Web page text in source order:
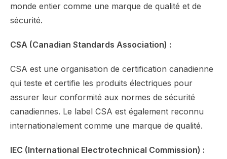
monde entier comme une marque de qualité et de
sécurité.
CSA (Canadian Standards Association) :
CSA est une organisation de certification canadienne
qui teste et certifie les produits électriques pour
assurer leur conformité aux normes de sécurité
canadiennes. Le label CSA est également reconnu
internationalement comme une marque de qualité.
IEC (International Electrotechnical Commission) :